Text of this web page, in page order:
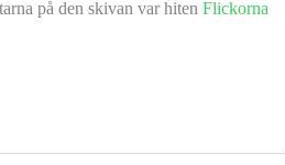
på den skivan var hiten Flickorna